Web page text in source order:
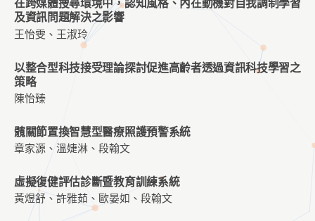
在跨媒體搜尋環境中，認知風格、內在動機對自我調制學習
及資訊問題解決之影響
王怡雯、王淑玲
以整合型科技接受理論探討促進高齡者透過資訊科技學習之
策略
陳怡臻
髖關節置換智慧型醫療照護預警系統
章家源、溫婕淋、段翰文
虛擬復健評估診斷暨教育訓練系統
黃煜舒、許雅茹、歐晏如、段翰文